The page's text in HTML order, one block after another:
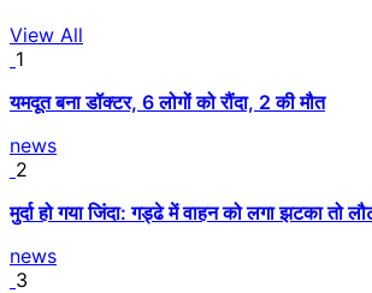
View All
1
यमदूत बना डॉक्टर, 6 लोगों को रौंदा, 2 की मौत
news
2
मुर्दा हो गया जिंदा: गड्ढे में वाहन को लगा झटका तो
news
3